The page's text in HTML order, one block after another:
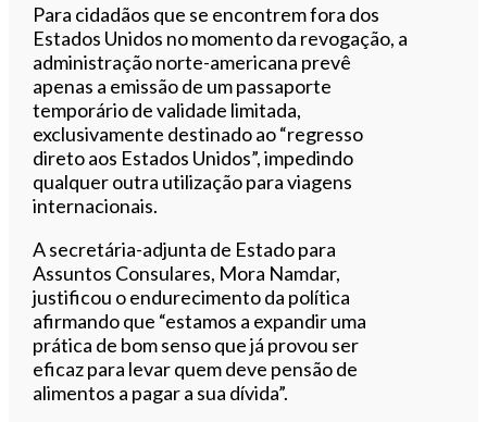
Para cidadãos que se encontrem fora dos
Estados Unidos no momento da revogação, a
administração norte-americana prevê
apenas a emissão de um passaporte
temporário de validade limitada,
exclusivamente destinado ao “regresso
direto aos Estados Unidos”, impedindo
qualquer outra utilização para viagens
internacionais.
A secretária-adjunta de Estado para
Assuntos Consulares, Mora Namdar,
justificou o endurecimento da política
afirmando que “estamos a expandir uma
prática de bom senso que já provou ser
eficaz para levar quem deve pensão de
alimentos a pagar a sua dívida”.